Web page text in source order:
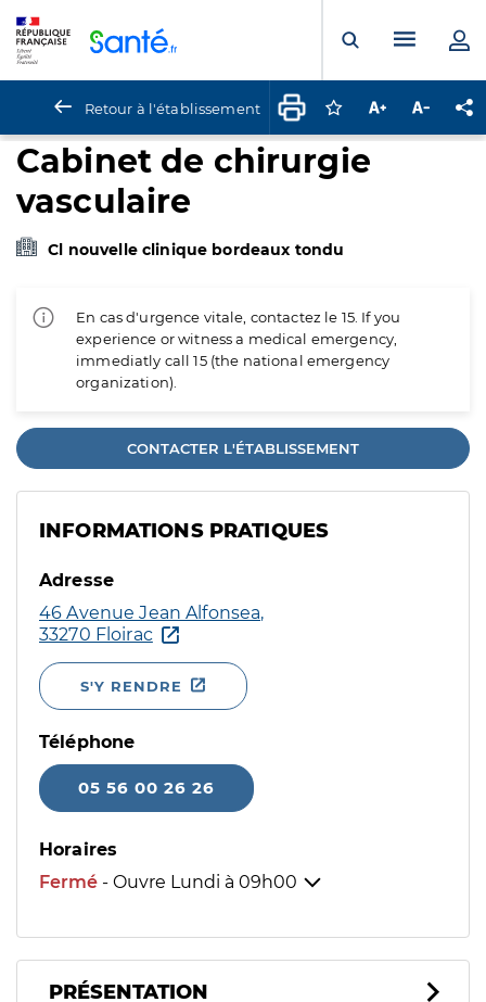
Ouvrir laMenu
Retour à l'établissement Connectez-vous
Augmenter la
Cabinet de chirurgie
vasculaire
Cl nouvelle clinique bordeaux tondu
En cas d'urgence vitale, contactez le 15. If you
experience or witness a medical emergency,
immediatly call 15 (the national emergency
organization).
CONTACTER L'ÉTABLISSEMENT
INFORMATIONS PRATIQUES
Adresse
46 Avenue Jean Alfonsea,
33270 Floirac
S'Y RENDRE
Téléphone
05 56 00 26 26
Horaires
Fermé - Ouvre Lundi à 09h00
PRÉSENTATION